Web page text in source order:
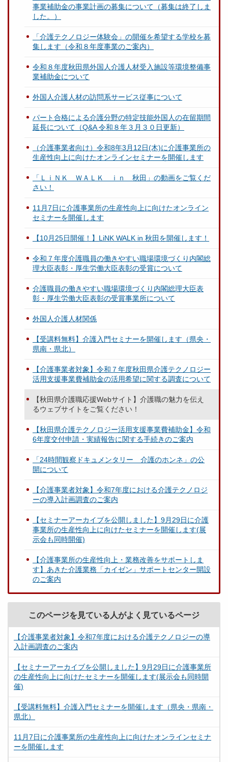
事業補助金の事業計画の募集について（募集は終了しま
した。）
「介護テクノロジー体験会」の開催を希望する学校を募
集します（令和８年度事業のご案内）
令和８年度秋田県外国人介護人材受入施設等環境整備事
業補助金について
外国人介護人材の訪問系サービス従事について
パート合格による介護分野の特定技能外国人の在留期間
延長について（Q&A 令和８年３月３０日更新）
（介護事業者向け）令和8年3月12日(木)に介護事業所の
生産性向上に向けたオンラインセミナーを開催します
「ＬｉＮＫ ＷＡＬＫ ｉｎ 秋田」の動画をご覧くだ
さい！
11月7日に介護事業所の生産性向上に向けたオンライン
セミナーを開催します
【10月25日開催！】LiNK WALK in 秋田を開催します！
令和７年度介護職員の働きやすい職場環境づくり内閣総
理大臣表彰・厚生労働大臣表彰の受賞について
介護職員の働きやすい職場環境づくり内閣総理大臣表
彰・厚生労働大臣表彰の受賞事業所について
外国人介護人材関係
【受講料無料】介護入門セミナーを開催します（県央・
県南・県北）
【介護事業者対象】令和７年度秋田県介護テクノロジー
活用支援事業費補助金の活用希望に関する調査について
【秋田県介護職応援Webサイト】介護職の魅力を伝え
るウェブサイトをご覧ください！
【秋田県介護テクノロジー活用支援事業費補助金】令和
6年度交付申請・実績報告に関する手続きのご案内
「24時間観察ドキュメンタリー 介護のホンネ」の公
開について
【介護事業者対象】令和7年度における介護テクノロジ
ーの導入計画調査のご案内
【セミナーアーカイブを公開しました】9月29日に介護
事業所の生産性向上に向けたセミナーを開催します(展
示会も同時開催)
【介護事業所の生産性向上・業務改善をサポートしま
す】あきた介護業務「カイゼン」サポートセンター開設
のご案内
このページを見ている人がよく見ているページ
【介護事業者対象】令和7年度における介護テクノロジーの導
入計画調査のご案内
【セミナーアーカイブを公開しました】9月29日に介護事業所
の生産性向上に向けたセミナーを開催します(展示会も同時開
催)
【受講料無料】介護入門セミナーを開催します（県央・県南・
県北）
11月7日に介護事業所の生産性向上に向けたオンラインセミナ
ーを開催します